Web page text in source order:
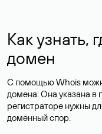
Как узнать,
домен
С помощью Whois
домена. Она указана в
регистраторе нужны
доменный спор.